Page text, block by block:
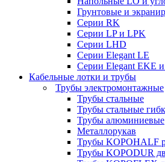
Грунтовые и
Серии RK
Серии LP и LPK
Серии LHD
Серии Elegant LE
Серии Elegant EKE
Кабельные лотки и трубы
Трубы электромонтажные
Трубы стальные
Трубы стальные
Трубы алюминиевые
Металлорукав
Трубы KOPOHALF
Трубы KOPODUR